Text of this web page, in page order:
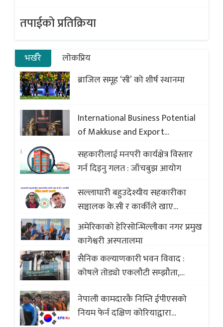
तपाईको प्रतिक्रिया
भर्खरै
लोकप्रिय
ब्राजिल समूह ‘सी’ को शीर्ष स्थानमा
International Business Potential
of Makkuse and Export
Opportunities of Nepali Sweets
with Global Comparison to
Baklava
सहकारीलाई मनपरी कार्यक्षेत्र विस्तार
गर्न दिइनु गलत : जाँचबुझ आयोग
सल्लाघारी बहुउदेश्यीय सहकारीका
सञ्चालक के.सी र कार्कीले खाए
सदस्यको करोडौं बचत
अमेरिकाको हेरिसोन्भिल्लीका नगर प्रमुख
कागेश्वरी अस्पतालमा
सैनिक कल्याणकारी भवन विवाद :
कोषले तोड्यो एकलौटी सम्झौता,
(भिडियो)
नेपाली कामदारकै निम्ति ईपीएसको
नियम फेर्न दक्षिण कोरियाद्वारा